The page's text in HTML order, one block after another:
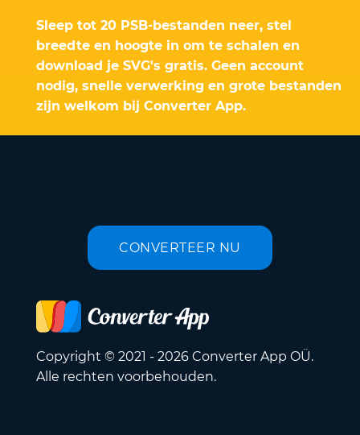
Sleep tot 20 PSB-bestanden neer, stel
breedte en hoogte in om te schalen en
download je SVG's gratis. Geen account
nodig, snelle verwerking en grote bestanden
zijn welkom bij Converter App.
CONVERTEER NU
Copyright © 2021 - 2026 Converter App OÜ.
Alle rechten voorbehouden.